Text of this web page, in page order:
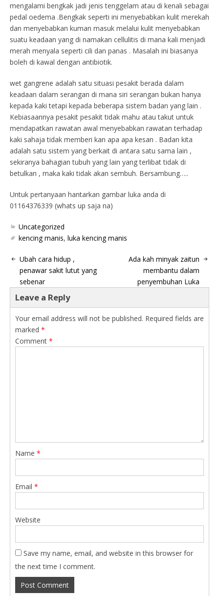
mengalami bengkak jadi jenis tenggelam atau di kenali sebagai
pedal oedema .Bengkak seperti ini menyebabkan kulit merekah
dan menyebabkan kuman masuk melalui kulit menyebabkan
suatu keadaan yang di namakan cellulitis di mana kali menjadi
merah menyala seperti cili dan panas . Masalah ini biasanya
boleh di kawal dengan antibiotik.
wet gangrene adalah satu situasi pesakit berada dalam
keadaan dalam serangan di mana siri serangan bukan hanya
kepada kaki tetapi kepada beberapa sistem badan yang lain .
Kebiasaannya pesakit pesakit tidak mahu atau takut untuk
mendapatkan rawatan awal menyebabkan rawatan terhadap
kaki sahaja tidak memberi kan apa apa kesan . Badan kita
adalah satu sistem yang berkait di antara satu sama lain ,
sekiranya bahagian tubuh yang lain yang terlibat tidak di
betulkan , maka kaki tidak akan sembuh. Bersambung…..
Untuk pertanyaan hantarkan gambar luka anda di
01164376339 (whats up saja na)
Uncategorized
kencing manis, luka kencing manis
Ubah cara hidup ,
penawar sakit lutut yang
sebenar
Ada kah minyak zaitun
membantu dalam
penyembuhan Luka
Leave a Reply
Your email address will not be published. Required fields are
marked *
Comment *
Name *
Email *
Website
Save my name, email, and website in this browser for
the next time I comment.